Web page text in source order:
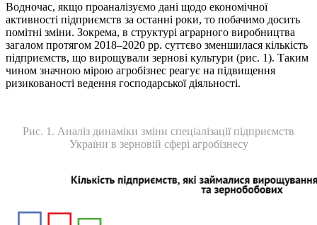
Водночас, якщо проаналізуємо дані щодо економічної
активності підприємств за останні роки, то побачимо досить
помітні зміни. Зокрема, в структурі аграрного виробництва
загалом протягом 2018–2020 рр. суттєво зменшилася кількість
підприємств, що вирощували зернові культури (рис. 1). Таким
чином значною мірою агробізнес реагує на підвищення
ризикованості ведення господарської діяльності.
Рис. 1. Аналіз динаміки зміни спеціалізації підприємств
України в зерновій сфері агробізнесу